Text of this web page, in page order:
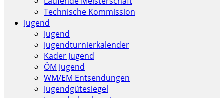
Technische Kommission
Jugend
Jugend
Jugendturnierkalender
Kader Jugend
ÖM Jugend
WM/EM Entsendungen
Jugendgütesiegel